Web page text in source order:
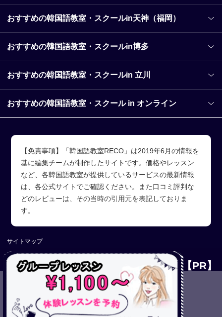
おすすめの韓国語教室・スクールin天神（福岡）
おすすめの韓国語教室・スクールin博多
おすすめの韓国語教室・スクールin 立川
おすすめの韓国語教室・スクール in オンライン
【免責事項】「韓国語教室RECO」は2019年6月の情報を
基に編集チームが制作したサイトです。価格やレッスン
など、各韓国語教室が提供しているサービスの最新情報
は、各公式サイトでご確認ください。また口コミ評判な
どのレビューは、その当時の引用元を表記しておりま
す。
サイトマップ
Copyright (C)【PR】韓国語教室RECO All Rights Reserved.
【PR】